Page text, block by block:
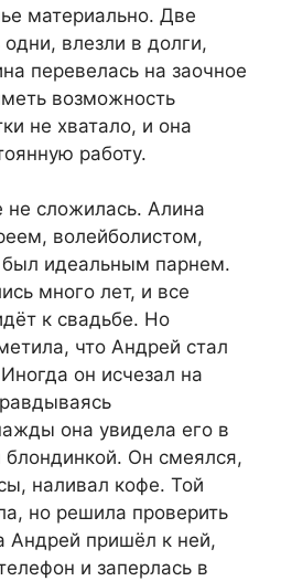
материально. Две
влезли в долги,
перевелась на заочное
возможность
не хватало, и она
работу.
сложилась. Алина
волейболистом,
был идеальным парнем.
много лет, и все
к свадьбе. Но
что Андрей стал
он исчезал на
она увидела его в
Он смеялся,
наливал кофе. Той
но решила проверить
Андрей пришёл к ней,
и заперлась в